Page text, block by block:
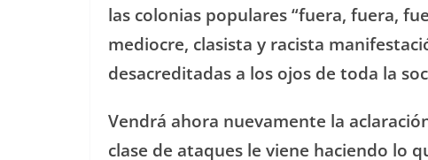
las colonias populares “fuera, fuera,
mediocre, clasista y racista
desacreditadas a los ojos de toda la
Vendrá ahora nuevamente la
clase de ataques le viene haciendo lo